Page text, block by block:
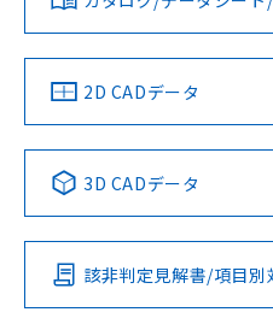
ソフトウェアの使用条件
中国 RoHS 注意事項・凡例
Pb Hg
O
2D CADデータ
3D CADデータ
該非判定見解書/項目別